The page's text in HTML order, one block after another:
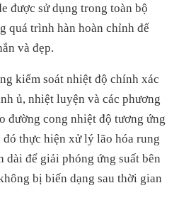
được sử dụng trong toàn bộ
quá trình hàn hoàn chỉnh để
và đẹp.
kiểm soát nhiệt độ chính xác
ủ, nhiệt luyện và các phương
đường cong nhiệt độ tương ứng
thực hiện xử lý lão hóa rung
dài để giải phóng ứng suất bên
bị biến dạng sau thời gian